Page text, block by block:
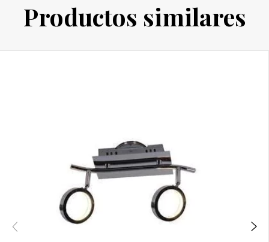
Productos similares